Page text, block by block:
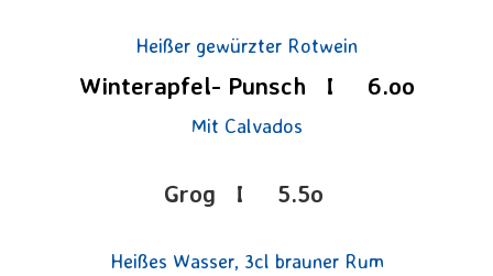
Heißer gewürzter Rotwein
Winterapfel- Punsch I 6.oo
Mit Calvados
Grog I 5.5o
Heißes Wasser, 3cl brauner Rum